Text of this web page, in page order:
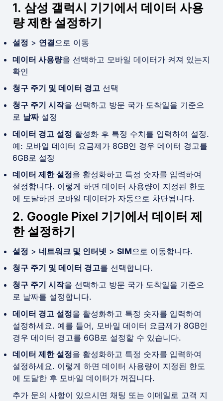
1. 삼성 갤럭시 기기에서 데이터 사용
량 제한 설정하기
설정 > 연결으로 이동
데이터 사용량을 선택하고 모바일 데이터가 켜져 있는지
확인
청구 주기 및 데이터 경고 선택
청구 주기 시작을 선택하고 방문 국가 도착일을 기준으
로 날짜설정
데이터 경고 설정 활성화 후 특정 수치를 입력하여 설정.
예: 모바일 데이터 요금제가 8GB인 경우 데이터 경고를
6GB로 설정
데이터 제한 설정을 활성화하고 특정 숫자를 입력하여
설정합니다. 이렇게 하면 데이터 사용량이 지정된 한도
에 도달하면 모바일 데이터가 자동으로 차단됩니다.
2. Google Pixel 기기에서 데이터 제
한 설정하기
설정 > 네트워크 및 인터넷 > SIM으로 이동합니다.
청구 주기 및 데이터 경고를 선택합니다.
청구 주기 시작을 선택하고 방문 국가 도착일을 기준으
로 날짜를 설정합니다.
데이터 경고 설정을 활성화하고 특정 숫자를 입력하여
설정하세요. 예를 들어, 모바일 데이터 요금제가 8GB인
경우 데이터 경고를 6GB로 설정할 수 있습니다.
데이터 제한 설정을 활성화하고 특정 숫자를 입력하여
설정하세요. 이렇게 하면 데이터 사용량이 지정된 한도
에 도달한 후 모바일 데이터가 꺼집니다.
추가 문의 사항이 있으시면 채팅 또는 이메일로 고객 지